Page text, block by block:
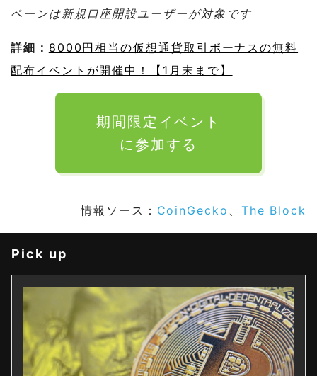
ペーンは新規口座開設ユーザーが対象です
詳細： 8000円相当の仮想通貨取引ボーナスの無料
配布イベントが開催中！【1月末まで】
期間限定イベント
に参加する
情報ソース： CoinGecko The Block
Pick up